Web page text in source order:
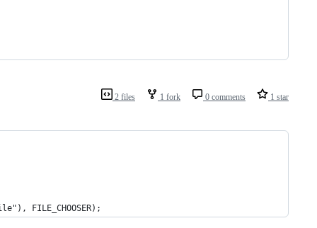
2 files 1 fork 0 comments 1 star
FILE_CHOOSER);